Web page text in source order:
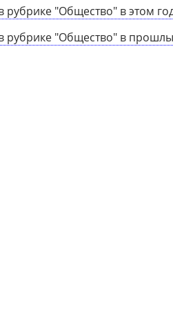
рубрике "Общество" в этом
рубрике "Общество" в